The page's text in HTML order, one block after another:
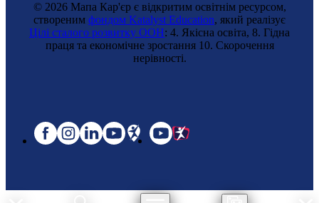
© 2026 Мапа Кар'єр є відкритим освітнім ресурсом,
створеним фондом Katalyst Education, який реалізує
Цілі сталого розвитку ООН: 4. Якісна освіта, 8. Гідна
праця та економічне зростання 10. Cкорочення
нерівності.